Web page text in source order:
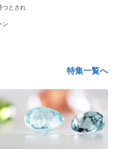
つとされ
ン
特集一覧へ